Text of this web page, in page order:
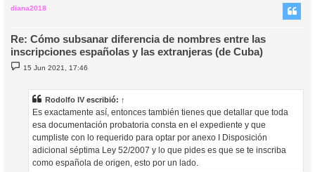
diana2018
Re: Cómo subsanar diferencia de nombres entre las
inscripciones españolas y las extranjeras (de Cuba)
M
e
15 Jun 2021, 17:46
Rodolfo IV escribió: ↑
Es exactamente así, entonces también tienes que detallar que toda
esa documentación probatoria consta en el expediente y que
cumpliste con lo requerido para optar por anexo I Disposición
adicional séptima Ley 52/2007 y lo que pides es que se te inscriba
como española de origen, esto por un lado.